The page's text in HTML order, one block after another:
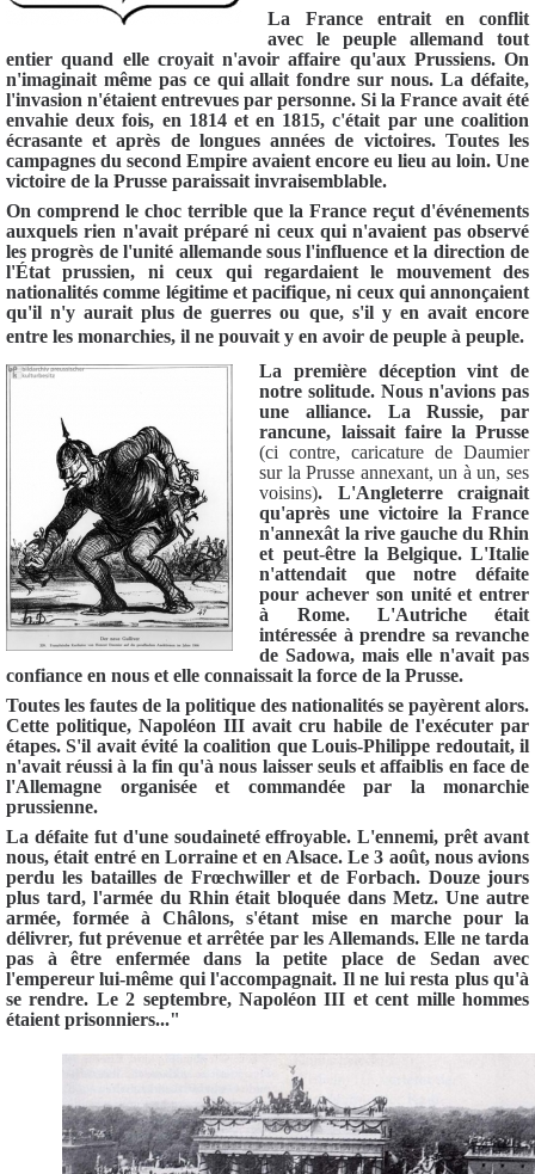
La France entrait en conflit
avec le peuple allemand tout
entier quand elle croyait n'avoir affaire qu'aux Prussiens. On
n'imaginait même pas ce qui allait fondre sur nous. La défaite,
l'invasion n'étaient entrevues par personne. Si la France avait été
envahie deux fois, en 1814 et en 1815, c'était par une coalition
écrasante et après de longues années de victoires. Toutes les
campagnes du second Empire avaient encore eu lieu au loin. Une
victoire de la Prusse paraissait invraisemblable.
On comprend le choc terrible que la France reçut d'événements
auxquels rien n'avait préparé ni ceux qui n'avaient pas observé
les progrès de l'unité allemande sous l'influence et la direction de
l'État prussien, ni ceux qui regardaient le mouvement des
nationalités comme légitime et pacifique, ni ceux qui annonçaient
qu'il n'y aurait plus de guerres ou que, s'il y en avait encore
entre les monarchies, il ne pouvait y en avoir de peuple à peuple.
La première déception vint de
notre solitude. Nous n'avions pas
une alliance. La Russie, par
rancune, laissait faire la Prusse
(ci contre, caricature de Daumier
sur la Prusse annexant, un à un, ses
voisins). L'Angleterre craignait
qu'après une victoire la France
n'annexât la rive gauche du Rhin
et peut-être la Belgique. L'Italie
n'attendait que notre défaite
pour achever son unité et entrer
à Rome. L'Autriche était
intéressée à prendre sa revanche
de Sadowa, mais elle n'avait pas
confiance en nous et elle connaissait la force de la Prusse.
Toutes les fautes de la politique des nationalités se payèrent alors.
Cette politique, Napoléon III avait cru habile de l'exécuter par
étapes. S'il avait évité la coalition que Louis-Philippe redoutait, il
n'avait réussi à la fin qu'à nous laisser seuls et affaiblis en face de
l'Allemagne organisée et commandée par la monarchie
prussienne.
La défaite fut d'une soudaineté effroyable. L'ennemi, prêt avant
nous, était entré en Lorraine et en Alsace. Le 3 août, nous avions
perdu les batailles de Frœchwiller et de Forbach. Douze jours
plus tard, l'armée du Rhin était bloquée dans Metz. Une autre
armée, formée à Châlons, s'étant mise en marche pour la
délivrer, fut prévenue et arrêtée par les Allemands. Elle ne tarda
pas à être enfermée dans la petite place de Sedan avec
l'empereur lui-même qui l'accompagnait. Il ne lui resta plus qu'à
se rendre. Le 2 septembre, Napoléon III et cent mille hommes
étaient prisonniers..."